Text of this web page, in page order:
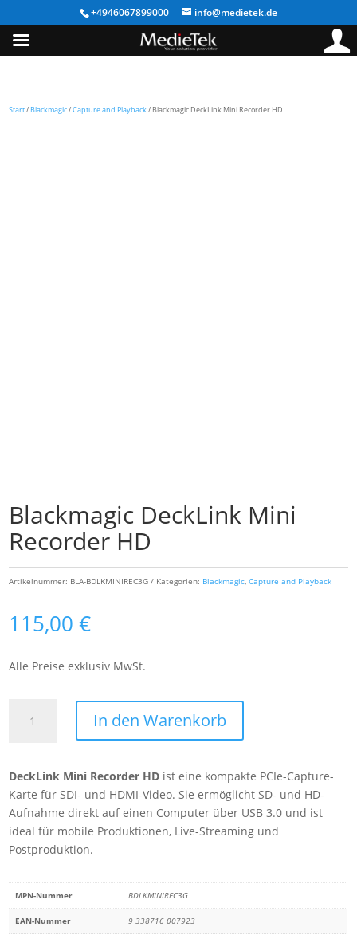
+4946067899000 info@medietek.de
Start/ Blackmagic/Capture and Playback/ Blackmagic DeckLink Mini Recorder HD
Blackmagic DeckLink Mini
Recorder HD
Artikelnummer: BLA-BDLKMINIREC3G Kategorien: Blackmagic ,Capture and Playback
115,00€
Alle Preise exklusiv MwSt.
DeckLink
HD
Menge
In den Warenkorb
DeckLink Mini Recorder HD ist eine kompakte PCIe-Capture-
Karte für SDI- und HDMI-Video. Sie ermöglicht SD- und HD-
Aufnahme direkt auf einen Computer über USB 3.0 und ist
ideal für mobile Produktionen, Live-Streaming und
Postproduktion.
MPN-Nummer BDLKMINIREC3G
EAN-Nummer 9 338716 007923